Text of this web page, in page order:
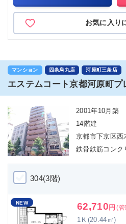
お気に入り
マンション 四条烏丸店 河原町三条店
エステムコート京都河原町プ
2001年10月築
14階建
京都市下京区西
鉄骨鉄筋コンク
304(3階)
NEW 62,710 円 (
1Ｋ(20.44㎡)